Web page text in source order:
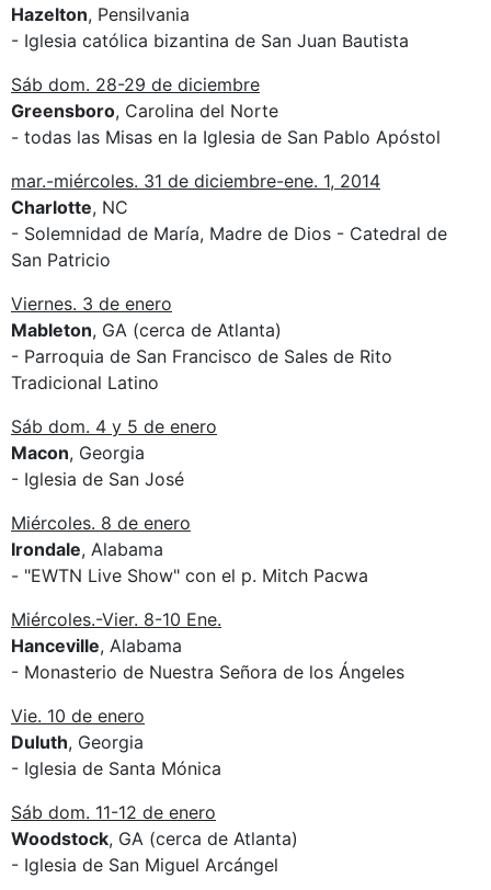
Hazelton, Pensilvania
- Iglesia católica bizantina de San Juan Bautista
Sáb dom. 28-29 de diciembre
Greensboro, Carolina del Norte
- todas las Misas en la Iglesia de San Pablo Apóstol
mar.-miércoles. 31 de diciembre-ene. 1, 2014
Charlotte, NC
- Solemnidad de María, Madre de Dios - Catedral de
San Patricio
Viernes. 3 de enero
Mableton, GA (cerca de Atlanta)
- Parroquia de San Francisco de Sales de Rito
Tradicional Latino
Sáb dom. 4 y 5 de enero
Macon, Georgia
- Iglesia de San José
Miércoles. 8 de enero
Irondale, Alabama
- "EWTN Live Show" con el p. Mitch Pacwa
Miércoles.-Vier. 8-10 Ene.
Hanceville, Alabama
- Monasterio de Nuestra Señora de los Ángeles
Vie. 10 de enero
Duluth, Georgia
- Iglesia de Santa Mónica
Sáb dom. 11-12 de enero
Woodstock, GA (cerca de Atlanta)
- Iglesia de San Miguel Arcángel